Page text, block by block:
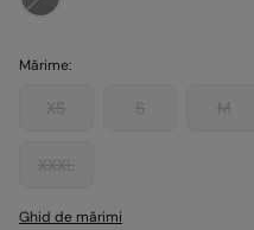
Mărime:
XS S M
XXXL
Ghid de mărimi